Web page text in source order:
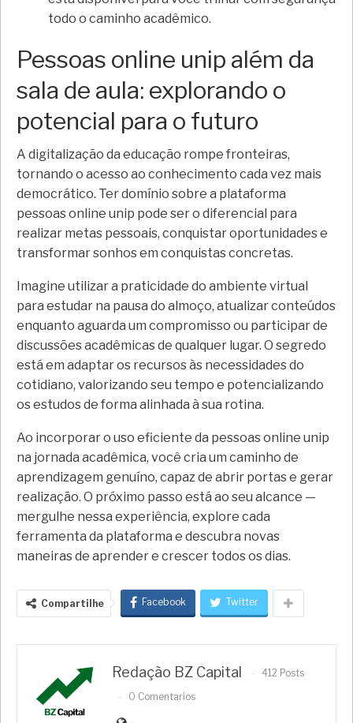
todo o caminho acadêmico.
Pessoas online unip além da
sala de aula: explorando o
potencial para o futuro
A digitalização da educação rompe fronteiras,
tornando o acesso ao conhecimento cada vez mais
democrático. Ter domínio sobre a plataforma
pessoas online unip pode ser o diferencial para
realizar metas pessoais, conquistar oportunidades e
transformar sonhos em conquistas concretas.
Imagine utilizar a praticidade do ambiente virtual
para estudar na pausa do almoço, atualizar conteúdos
enquanto aguarda um compromisso ou participar de
discussões acadêmicas de qualquer lugar. O segredo
está em adaptar os recursos às necessidades do
cotidiano, valorizando seu tempo e potencializando
os estudos de forma alinhada à sua rotina.
Ao incorporar o uso eficiente da pessoas online unip
na jornada acadêmica, você cria um caminho de
aprendizagem genuíno, capaz de abrir portas e gerar
realização. O próximo passo está ao seu alcance —
mergulhe nessa experiência, explore cada
ferramenta da plataforma e descubra novas
maneiras de aprender e crescer todos os dias.
Compartilhe Facebook Twitter
Redação BZ Capital
412 Posts
0 Comentarios